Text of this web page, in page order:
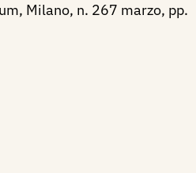
Milano, n. 267 marzo, pp.